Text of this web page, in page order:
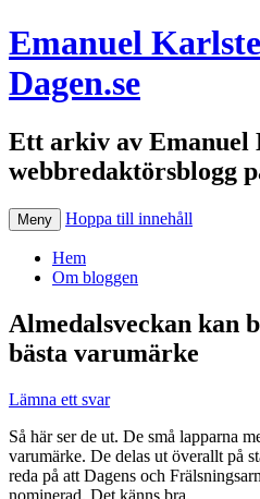
Emanuel
Dagen.se
Ett arkiv av Emanuel
webbredaktörsblogg
Meny Hoppa till innehåll
Hem
Om bloggen
Almedalsveckan kan
bästa varumärke
Lämna ett svar
Så här ser de ut. De små lapparna
varumärke. De delas ut överallt på
reda på att Dagens och
nominerad. Det känns bra.